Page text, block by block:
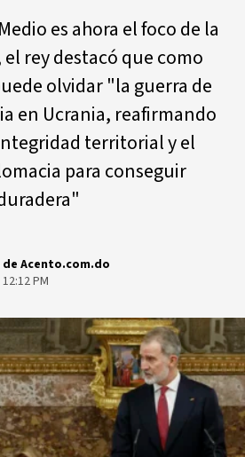
es ahora el foco de la
rey destacó que como
olvidar "la guerra de
en Ucrania, reafirmando
territorial y el
para conseguir
Acento.com.do
PM